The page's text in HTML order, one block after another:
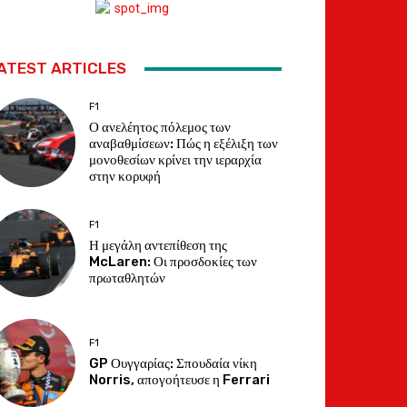
ARTICLES
F1
Ο ανελέητος πόλεμος των
αναβαθμίσεων: Πώς η εξέλιξη των
μονοθεσίων κρίνει την ιεραρχία
στην κορυφή
F1
Η μεγάλη αντεπίθεση της
McLaren: Οι προσδοκίες των
πρωταθλητών
F1
GP Ουγγαρίας: Σπουδαία νίκη
Norris, απογοήτευσε η Ferrari